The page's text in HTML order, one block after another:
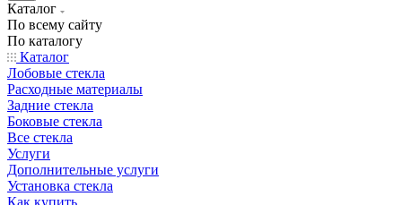
Каталог
По всему сайту
По каталогу
Каталог
Лобовые стекла
Расходные материалы
Задние стекла
Боковые стекла
Все стекла
Услуги
Дополнительные услуги
Установка стекла
Как купить